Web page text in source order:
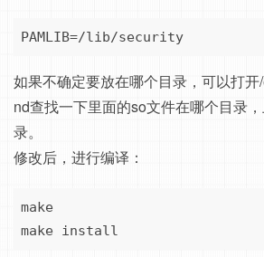
PAMLIB=/lib/security
如果不确定要放在哪个目录，可以打开
nd查找一下里面的so文件在哪个目录
录。
修改后，进行编译：
make
make install